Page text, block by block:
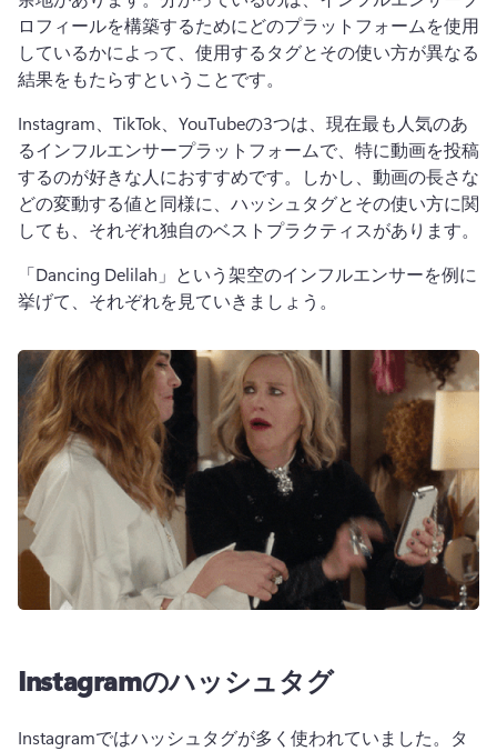
ロフィールを構築するためにどのプラットフォームを使用
しているかによって、使用するタグとその使い方が異なる
結果をもたらすということです。
Instagram、TikTok、YouTubeの3つは、現在最も人気のあ
るインフルエンサープラットフォームで、特に動画を投稿
するのが好きな人におすすめです。しかし、動画の長さな
どの変動する値と同様に、ハッシュタグとその使い方に関
しても、それぞれ独自のベストプラクティスがあります。
「Dancing Delilah」という架空のインフルエンサーを例に
挙げて、それぞれを見ていきましょう。
Instagramのハッシュタグ
Instagramではハッシュタグが多く使われていました。タ